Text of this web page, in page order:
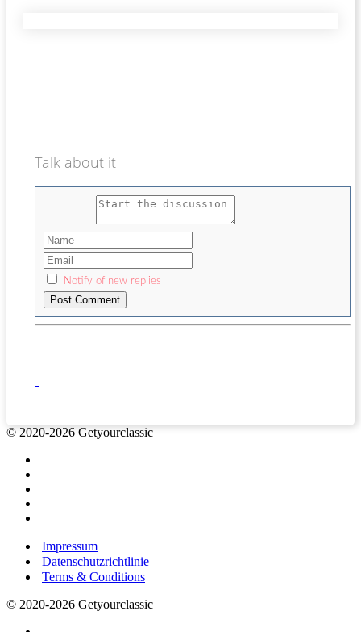
Talk about it
Notify of new replies
© 2020-2026 Getyourclassic
Impressum
Datenschutzrichtlinie
Terms & Conditions
© 2020-2026 Getyourclassic